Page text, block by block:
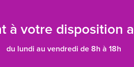
à votre disposition
du lundi au vendredi de 8h à 18h